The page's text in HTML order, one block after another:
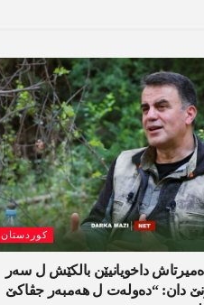
کوردستان
داخویانیێن بالکێش ل سەر
دان: “دەولەت ل ھەمبەر جڤاکێ